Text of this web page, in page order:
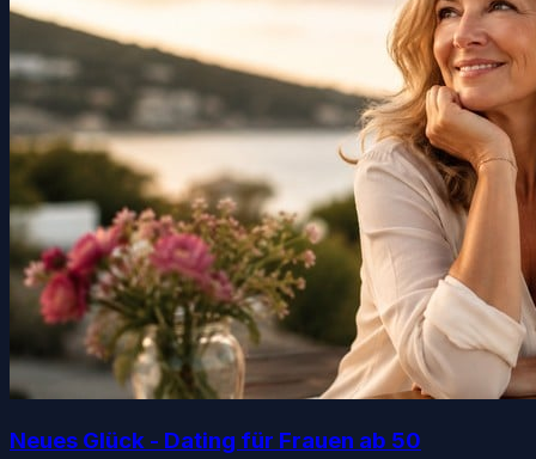
Neues Glück - Dating für Frauen ab 50